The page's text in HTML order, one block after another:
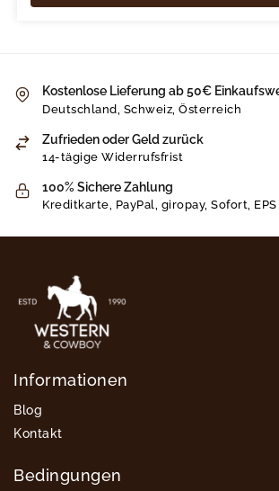
Kostenlose Lieferung ab 50€
Deutschland, Schweiz, Österreich
Zufrieden oder Geld zurück
14-tägige Widerrufsfrist
100% Sichere Zahlung
Kreditkarte, PayPal, giropay, Sofort, EPS
Informationen
Blog
Kontakt
Bedingungen